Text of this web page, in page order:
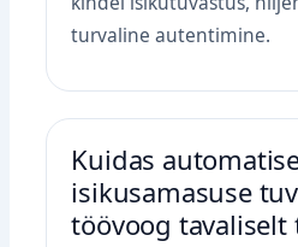
turvaline autentimine.
Kuidas
isikusamasuse
töövoog tavaliselt